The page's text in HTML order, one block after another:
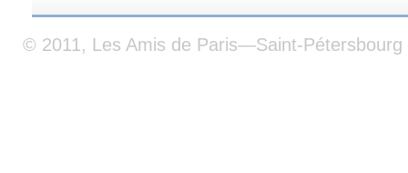
© 2011, Les Amis de Paris—Saint-Pétersbourg